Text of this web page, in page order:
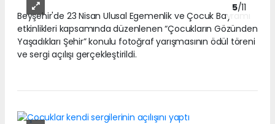
5/11
Beyşehir'de 23 Nisan Ulusal Egemenlik ve Çocuk Bayramı
etkinlikleri kapsamında düzenlenen “Çocukların Gözünden
Yaşadıkları Şehir” konulu fotoğraf yarışmasının ödül töreni
ve sergi açılışı gerçekleştirildi.